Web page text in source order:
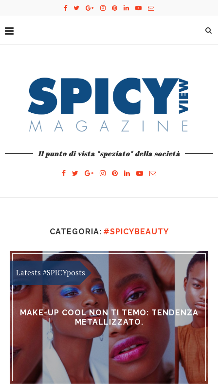
Il punto di vista "speziato" della società
CATEGORIA: #SPICYBEAUTY
MAKE-UP COOL NON TI TEMO: TENDENZA
METALLIZZATO.